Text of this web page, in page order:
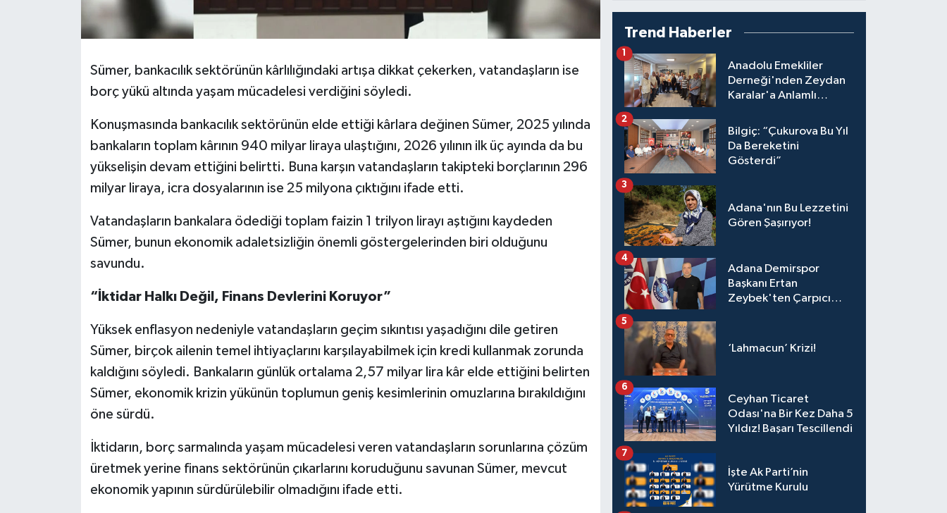
Sümer, bankacılık sektörünün kârlılığındaki artışa dikkat çekerken, vatandaşların ise
borç yükü altında yaşam mücadelesi verdiğini söyledi.
Konuşmasında bankacılık sektörünün elde ettiği kârlara değinen Sümer, 2025 yılında
bankaların toplam kârının 940 milyar liraya ulaştığını, 2026 yılının ilk üç ayında da bu
yükselişin devam ettiğini belirtti. Buna karşın vatandaşların takipteki borçlarının 296
milyar liraya, icra dosyalarının ise 25 milyona çıktığını ifade etti.
Vatandaşların bankalara ödediği toplam faizin 1 trilyon lirayı aştığını kaydeden
Sümer, bunun ekonomik adaletsizliğin önemli göstergelerinden biri olduğunu
savundu.
“İktidar Halkı Değil, Finans Devlerini Koruyor”
Yüksek enflasyon nedeniyle vatandaşların geçim sıkıntısı yaşadığını dile getiren
Sümer, birçok ailenin temel ihtiyaçlarını karşılayabilmek için kredi kullanmak zorunda
kaldığını söyledi. Bankaların günlük ortalama 2,57 milyar lira kâr elde ettiğini belirten
Sümer, ekonomik krizin yükünün toplumun geniş kesimlerinin omuzlarına bırakıldığını
öne sürdü.
İktidarın, borç sarmalında yaşam mücadelesi veren vatandaşların sorunlarına çözüm
üretmek yerine finans sektörünün çıkarlarını koruduğunu savunan Sümer, mevcut
ekonomik yapının sürdürülebilir olmadığını ifade etti.
Trend Haberler
Anadolu Emekliler
Derneği'nden Zeydan
Karalar'a Anlamlı
1
Bilgiç: “Çukurova Bu Yıl
Da Bereketini
Gösterdi”
2
Adana'nın Bu Lezzetini
Gören Şaşırıyor!
3
Adana Demirspor
Başkanı Ertan
Zeybek'ten Çarpıcı
Sürer"
4
‘Lahmacun’ Krizi!
5
Ceyhan Ticaret
Odası'na Bir Kez Daha 5
Yıldız! Başarı Tescillendi
6
İşte Ak Parti’nin
Yürütme Kurulu
7